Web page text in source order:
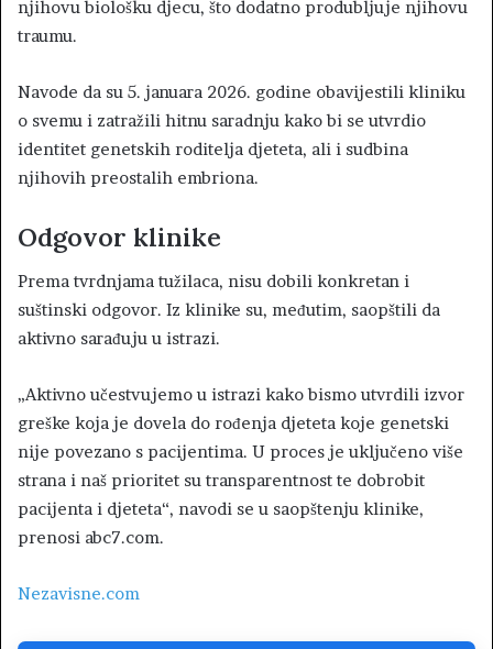
njihovu biološku djecu, što dodatno produbljuje njihovu
traumu.
Navode da su 5. januara 2026. godine obavijestili kliniku
o svemu i zatražili hitnu saradnju kako bi se utvrdio
identitet genetskih roditelja djeteta, ali i sudbina
njihovih preostalih embriona.
Odgovor klinike
Prema tvrdnjama tužilaca, nisu dobili konkretan i
suštinski odgovor. Iz klinike su, međutim, saopštili da
aktivno sarađuju u istrazi.
„Aktivno učestvujemo u istrazi kako bismo utvrdili izvor
greške koja je dovela do rođenja djeteta koje genetski
nije povezano s pacijentima. U proces je uključeno više
strana i naš prioritet su transparentnost te dobrobit
pacijenta i djeteta“, navodi se u saopštenju klinike,
prenosi abc7.com.
Nezavisne.com